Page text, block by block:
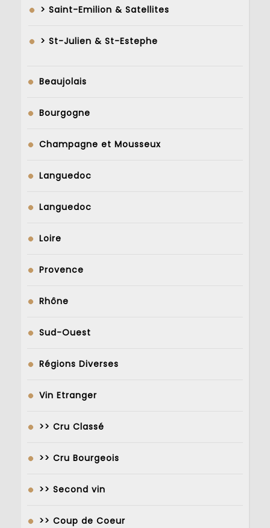
> Saint-Emilion & Satellites
> St-Julien & St-Estephe
Beaujolais
Bourgogne
Champagne et Mousseux
Languedoc
Languedoc
Loire
Provence
Rhône
Sud-Ouest
Régions Diverses
Vin Etranger
>> Cru Classé
>> Cru Bourgeois
>> Second vin
>> Coup de Coeur